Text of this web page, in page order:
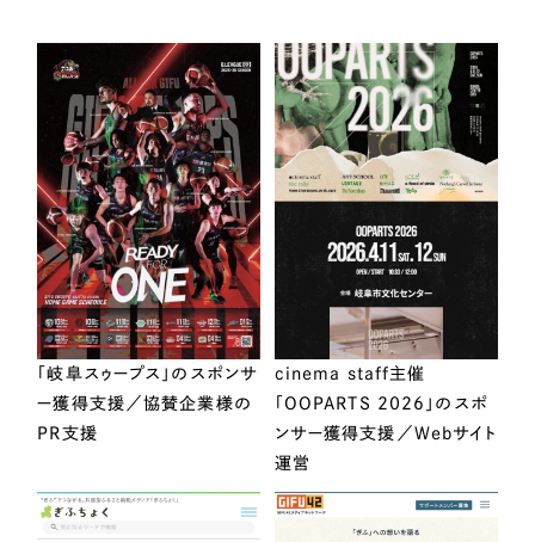
「岐阜スゥープス」のスポンサ
ー獲得支援／協賛企業様の
PR支援
cinema staff主催
「OOPARTS 2026」のスポ
ンサー獲得支援／Webサイト
運営